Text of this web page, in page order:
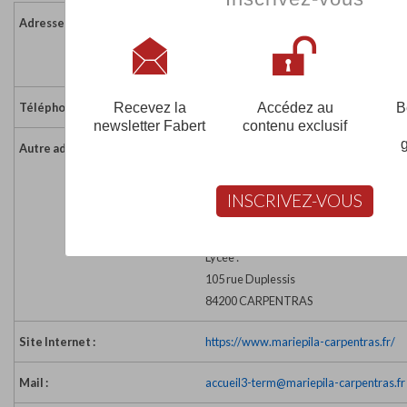
Adresse :
84208 CARPENTRAS CEDEX
Téléphone : 04 90 63 17 31
Autre adresse :
CS 50271
84208 CARPENTRAS cedex
Lycée :
105 rue Duplessis
84200 CARPENTRAS
Site Internet : https://www.mariepila-carpentras.fr/
Mail : accueil3-term@mariepila-carpentras.fr
Recevez la
newsletter Fabert
Accédez au
contenu exclusif
INSCRIVEZ-VOUS